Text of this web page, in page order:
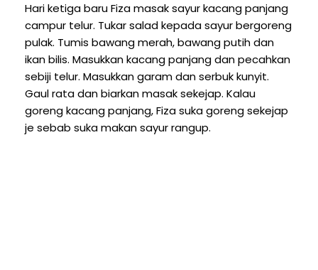
Hari ketiga baru Fiza masak sayur kacang panjang
campur telur. Tukar salad kepada sayur bergoreng
pulak. Tumis bawang merah, bawang putih dan
ikan bilis. Masukkan kacang panjang dan pecahkan
sebiji telur. Masukkan garam dan serbuk kunyit.
Gaul rata dan biarkan masak sekejap. Kalau
goreng kacang panjang, Fiza suka goreng sekejap
je sebab suka makan sayur rangup.